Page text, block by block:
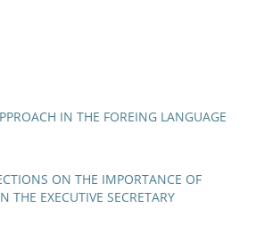
IN THE FOREING LANGUAGE
ON THE IMPORTANCE OF
EXECUTIVE SECRETARY